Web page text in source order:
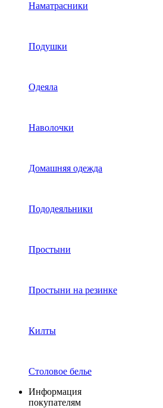
Наматрасники
Подушки
Одеяла
Наволочки
Домашняя одежда
Пододеяльники
Простыни
Простыни на резинке
Килты
Столовое белье
Информация
покупателям